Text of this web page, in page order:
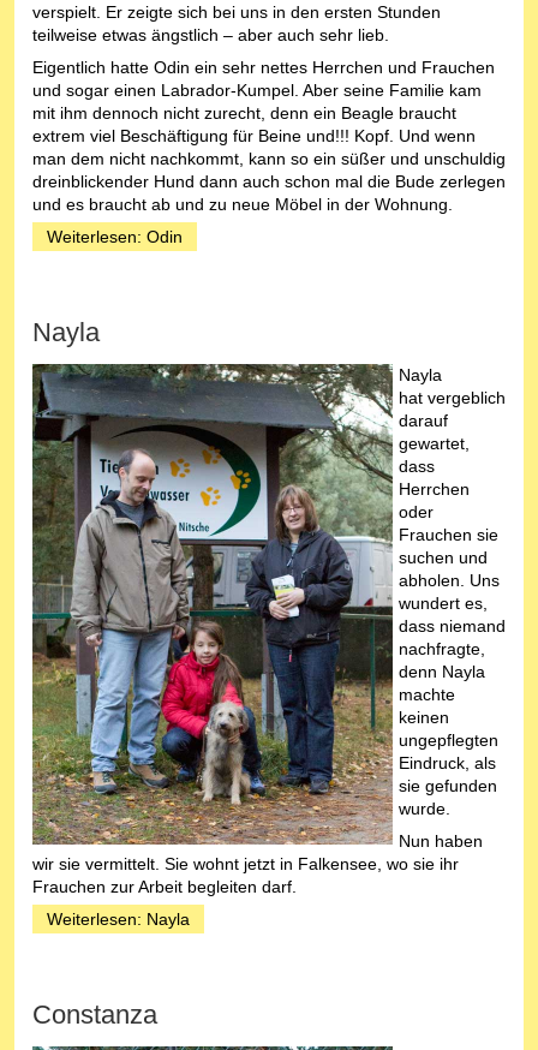
verspielt. Er zeigte sich bei uns in den ersten Stunden
teilweise etwas ängstlich – aber auch sehr lieb.
Eigentlich hatte Odin ein sehr nettes Herrchen und Frauchen
und sogar einen Labrador-Kumpel. Aber seine Familie kam
mit ihm dennoch nicht zurecht, denn ein Beagle braucht
extrem viel Beschäftigung für Beine und!!! Kopf. Und wenn
man dem nicht nachkommt, kann so ein süßer und unschuldig
dreinblickender Hund dann auch schon mal die Bude zerlegen
und es braucht ab und zu neue Möbel in der Wohnung.
Weiterlesen: Odin
Nayla
Nayla
hat vergeblich
darauf
gewartet,
dass
Herrchen
oder
Frauchen sie
suchen und
abholen. Uns
wundert es,
dass niemand
nachfragte,
denn Nayla
machte
keinen
ungepflegten
Eindruck, als
sie gefunden
wurde.
Nun haben
wir sie vermittelt. Sie wohnt jetzt in Falkensee, wo sie ihr
Frauchen zur Arbeit begleiten darf.
Weiterlesen: Nayla
Constanza